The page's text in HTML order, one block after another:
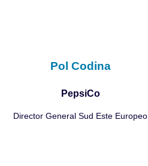
Pol Codina
PepsiCo
Director General Sud Este Europeo